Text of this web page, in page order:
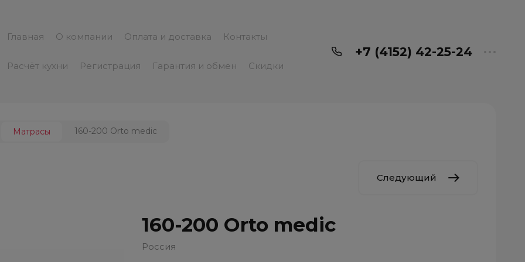
Главная О компании Оплата и доставка Контакты
Расчёт кухни Регистрация Гарантия и обмен Cкидки
+7 (4152) 42-25-24
Матрасы 160-200 Orto medic
Следующий
160-200 Orto medic
Россия